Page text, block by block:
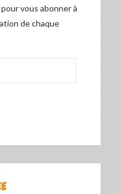
vous abonner à
de chaque